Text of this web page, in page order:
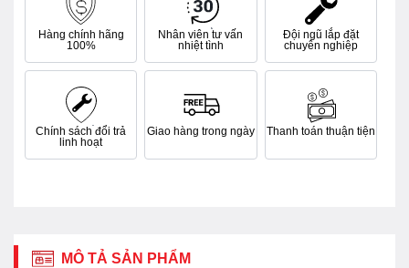
Hàng chính hãng
100%
Nhân viên tư vấn
nhiệt tình
Đội ngũ lắp đặt
chuyên nghiệp
Chính sách đổi trả
linh hoạt
Giao hàng trong ngày Thanh toán thuận tiện
MÔ TẢ SẢN PHẨM